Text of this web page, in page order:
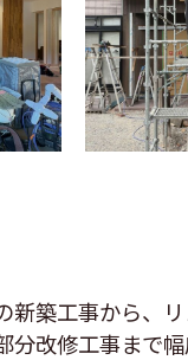
新築工事から、
分改修工事まで